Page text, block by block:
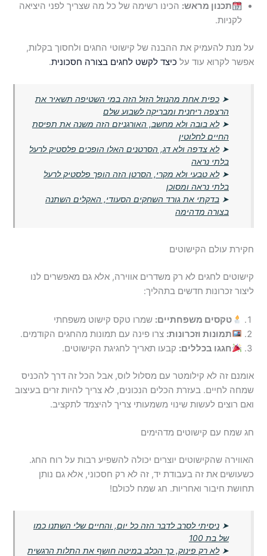
תכנון מראש: הכינו רשימה של כל מה שצריך לפני היציאה
לקניות.
על מנת להעמיק את ההבנה של קישוטי החגים ולחסוך בקלות,
אפשר לקרוא עוד על כיצד לקשט לחגים בצורה חסכונית.
➤כפית אחת מהנוזל הזול הזה במי השטיפה תשאיר את
הרצפה ריחנית ומבריקה לשבוע שלם
➤לא בובה ולא מחשב, האורגניזם הזה משנה את תפיסת
החיים לחלוטין
➤לא צדפה ולא דג, הסרטנים האלו הופכים פלסטיק לרעל
בלתי נראה
➤לא טבעי ולא מקרי, הסרטן הזה הופך פלסטיק לרעל
בלתי נראה ומסוכן
➤בדקתי את גורד השחקים הסעודי, האקלים השתנה
בצורה מדהימה
חקירת עולם הקישוטים
קישוטים לחגים לא רק משדרים אווירה, אלא גם מאפשרים לנו
ליצור זכרונות חדשים בתהליך:
טקסים משפחתיים: שמרו טקס קישוט משפחתי
תמונות וזכרונות: צרו פינה עם תמונות מהחגים הקודמים.
חגגו בכללים: קבעו תאריך לחגיגת הקישוטים.
אומנם זה לא קילומטר עם מסלול לוס, אבל הכל זה דרך להכניס
שמחה לחיים. בעזרת הכלים הנכונים, לא צריך להיות זרים בעיצוב
ואם רוצים לעשות שינוי משמעותי צריך להיצמד לתקציב.
חג שמח עם קישוטים מדהימים
האווירה שהקישוטים יוצרים יכולה להשפיע רבות על רוח החג.
כשעושים את זה בעבודת יד, זה לא רק חסכוני, אלא גם נותן
תחושת חיבור ואחריות. חג שמח לכולם!
➤ניסיתי לסרב לדבר הזה כל יום, והחיים שלי השתנו כמו
של בת 100
➤לא רק פינוק, כך הכלב במיטה חושף את התלות הרגשית